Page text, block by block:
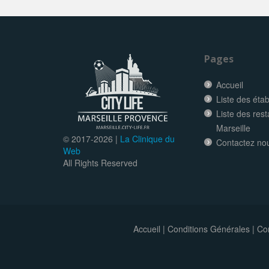
© 2017-2026 | La Clinique du
Web
All Rights Reserved
Pages
Accueil
Liste des
Liste des
Marseille
Contactez
Accueil | Conditions Générales|